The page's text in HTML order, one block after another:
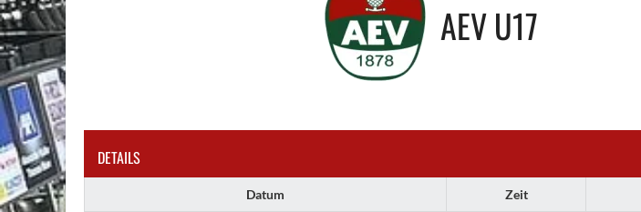
AEV U17
DETAILS
Datum Zeit